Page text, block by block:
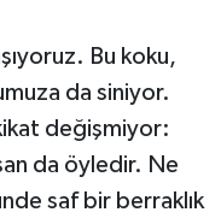
Bu koku,
da siniyor.
değişmiyor:
da öyledir. Ne
saf bir berraklık